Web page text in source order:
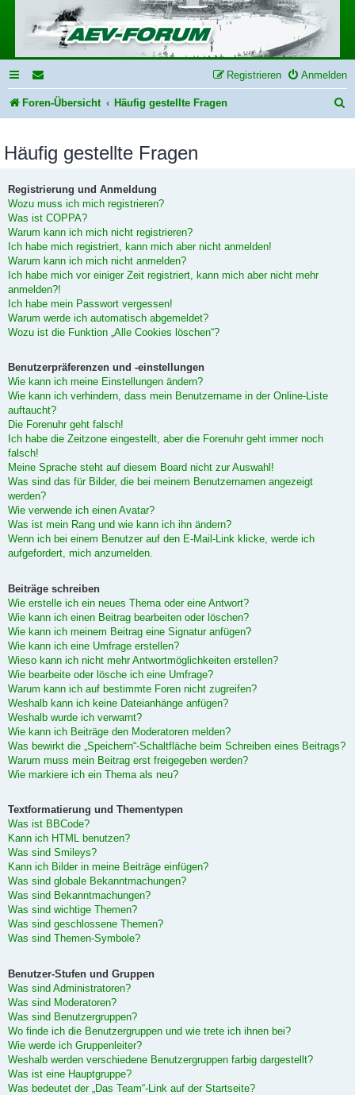
Anmelden
Registrieren
Foren-Übersicht Häufig gestellte Fragen
Häufig gestellte Fragen
Registrierung und Anmeldung
Wozu muss ich mich registrieren?
Was ist COPPA?
Warum kann ich mich nicht registrieren?
Ich habe mich registriert, kann mich aber nicht anmelden!
Warum kann ich mich nicht anmelden?
Ich habe mich vor einiger Zeit registriert, kann mich aber nicht mehr
anmelden?!
Ich habe mein Passwort vergessen!
Warum werde ich automatisch abgemeldet?
Wozu ist die Funktion „Alle Cookies löschen“?
Benutzerpräferenzen und -einstellungen
Wie kann ich meine Einstellungen ändern?
Wie kann ich verhindern, dass mein Benutzername in der Online-Liste
auftaucht?
Die Forenuhr geht falsch!
Ich habe die Zeitzone eingestellt, aber die Forenuhr geht immer noch
falsch!
Meine Sprache steht auf diesem Board nicht zur Auswahl!
Was sind das für Bilder, die bei meinem Benutzernamen angezeigt
werden?
Wie verwende ich einen Avatar?
Was ist mein Rang und wie kann ich ihn ändern?
Wenn ich bei einem Benutzer auf den E-Mail-Link klicke, werde ich
aufgefordert, mich anzumelden.
Beiträge schreiben
Wie erstelle ich ein neues Thema oder eine Antwort?
Wie kann ich einen Beitrag bearbeiten oder löschen?
Wie kann ich meinem Beitrag eine Signatur anfügen?
Wie kann ich eine Umfrage erstellen?
Wieso kann ich nicht mehr Antwortmöglichkeiten erstellen?
Wie bearbeite oder lösche ich eine Umfrage?
Warum kann ich auf bestimmte Foren nicht zugreifen?
Weshalb kann ich keine Dateianhänge anfügen?
Weshalb wurde ich verwarnt?
Wie kann ich Beiträge den Moderatoren melden?
Was bewirkt die „Speichern“-Schaltfläche beim Schreiben eines Beitrags?
Warum muss mein Beitrag erst freigegeben werden?
Wie markiere ich ein Thema als neu?
Textformatierung und Thementypen
Was ist BBCode?
Kann ich HTML benutzen?
Was sind Smileys?
Kann ich Bilder in meine Beiträge einfügen?
Was sind globale Bekanntmachungen?
Was sind Bekanntmachungen?
Was sind wichtige Themen?
Was sind geschlossene Themen?
Was sind Themen-Symbole?
Benutzer-Stufen und Gruppen
Was sind Administratoren?
Was sind Moderatoren?
Was sind Benutzergruppen?
Wo finde ich die Benutzergruppen und wie trete ich ihnen bei?
Wie werde ich Gruppenleiter?
Weshalb werden verschiedene Benutzergruppen farbig dargestellt?
Was ist eine Hauptgruppe?
Was bedeutet der „Das Team“-Link auf der Startseite?